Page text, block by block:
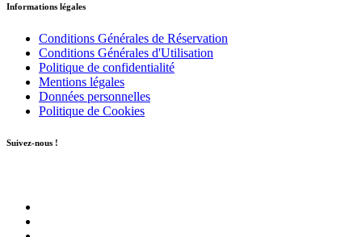
Informations légales
Conditions Générales de Réservation
Conditions Générales d'Utilisation
Politique de confidentialité
Mentions légales
Données personnelles
Politique de Cookies
Suivez-nous !